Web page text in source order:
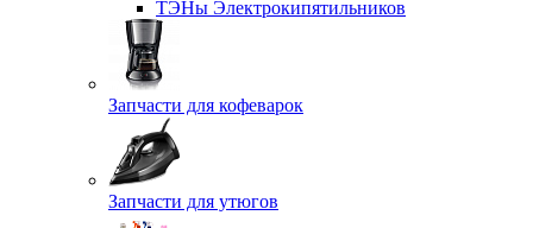
ТЭНы Электрокипятильников
Запчасти для кофеварок
Запчасти для утюгов